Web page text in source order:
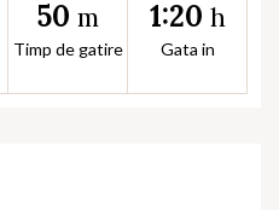
50 m
Timp de gatire
1:20 h
Gata in